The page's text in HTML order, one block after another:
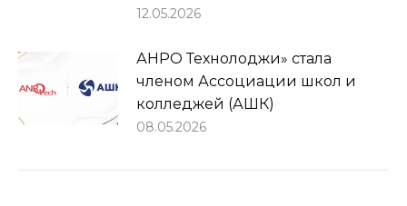
12.05.2026
АНРО Технолоджи» стала
членом Ассоциации школ и
колледжей (АШК)
08.05.2026